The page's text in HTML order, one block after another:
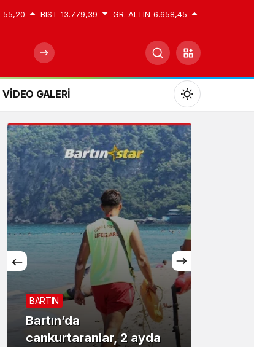
55,20 BIST 13.779,39 GR. ALTIN 6.658,45
VİDEO GALERİ
Mod
değiştir
Gündüz Modu
Gündüz modunu seçin.
Gece Modu
Gece modunu seçin.
Sistem Modu
Sistem modunu seçin.
BARTIN
Bartın’da
cankurtaranlar, 2 ayda